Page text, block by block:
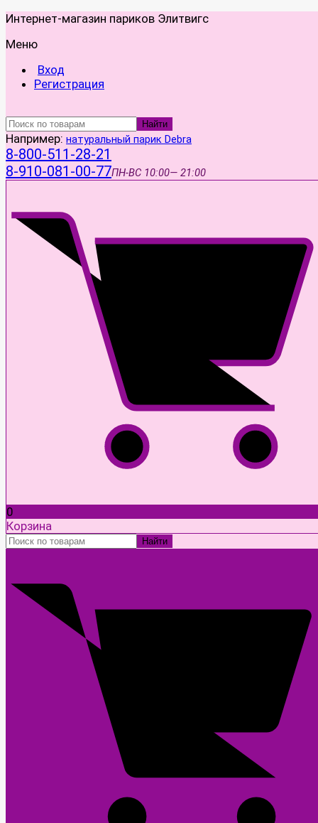
Интернет-магазин париков Элитвигс
Меню
Вход
Регистрация
Найти
Например: натуральный парик Debra
8-800-511-28-21
8-910-081-00-77ПН-ВС 10:00— 21:00
0
Корзина
Найти